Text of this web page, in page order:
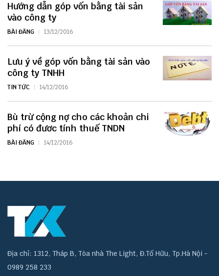
Hướng dẫn góp vốn bằng tài sản
vào công ty
BÀI ĐĂNG 13/12/2016
Lưu ý về góp vốn bằng tài sản vào
công ty TNHH
TIN TỨC 14/12/2016
Bù trừ cộng nợ cho các khoản chi
phí có đươc tính thuế TNDN
BÀI ĐĂNG 14/12/2016
Địa chỉ: 1312, Tháp B, Tòa nhà The Light, Đ.Tố Hữu, Tp.Hà Nội -
0989 258 233